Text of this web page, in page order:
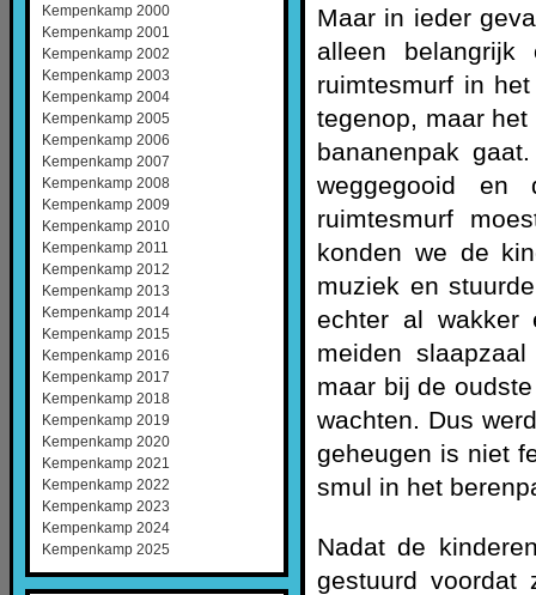
Kempenkamp 2000
Kempenkamp 2001
Kempenkamp 2002
Kempenkamp 2003
Kempenkamp 2004
Kempenkamp 2005
Kempenkamp 2006
Kempenkamp 2007
Kempenkamp 2008
Kempenkamp 2009
Kempenkamp 2010
Kempenkamp 2011
Kempenkamp 2012
Kempenkamp 2013
Kempenkamp 2014
Kempenkamp 2015
Kempenkamp 2016
Kempenkamp 2017
Kempenkamp 2018
Kempenkamp 2019
Kempenkamp 2020
Kempenkamp 2021
Kempenkamp 2022
Kempenkamp 2023
Kempenkamp 2024
Kempenkamp 2025
Maar in ieder
alleen
ruimtesmurf in
tegenop, maar
bananenpak
weggegooid en
ruimtesmurf
konden we de
muziek en
echter al wakker
meiden
maar bij de
wachten. Dus
geheugen is niet
smul in het
Nadat de
gestuurd voordat